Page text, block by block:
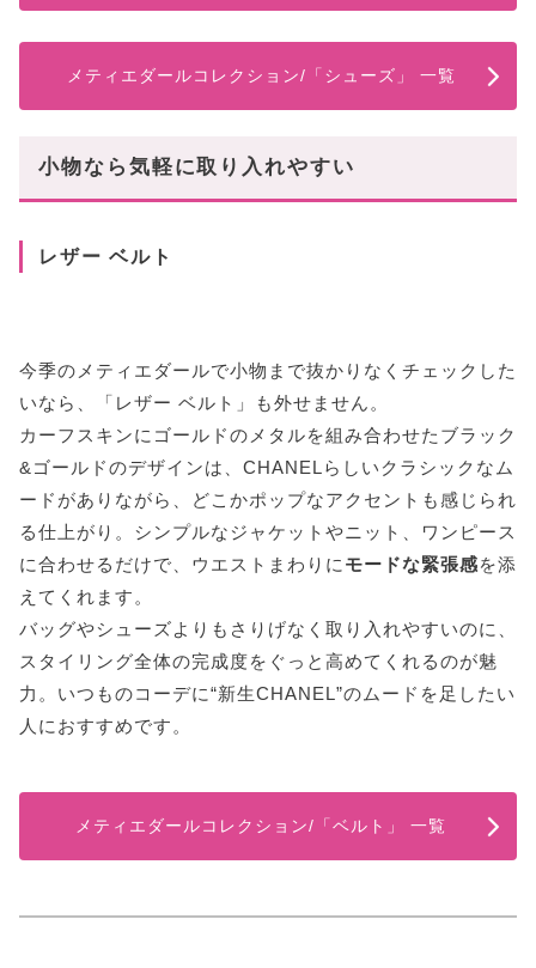
メティエダールコレクション/「シューズ」 一覧
小物なら気軽に取り入れやすい
レザー ベルト
今季のメティエダールで小物まで抜かりなくチェックした
いなら、「レザー ベルト」も外せません。
カーフスキンにゴールドのメタルを組み合わせたブラック
&ゴールドのデザインは、CHANELらしいクラシックなム
ードがありながら、どこかポップなアクセントも感じられ
る仕上がり。シンプルなジャケットやニット、ワンピース
に合わせるだけで、ウエストまわりに モードな緊張感を添
えてくれます。
バッグやシューズよりもさりげなく取り入れやすいのに、
スタイリング全体の完成度をぐっと高めてくれるのが魅
力。いつものコーデに“新生CHANEL”のムードを足したい
人におすすめです。
メティエダールコレクション/「ベルト」 一覧